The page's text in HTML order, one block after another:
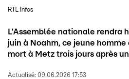
RTL Infos
L’Assemblée nationale rendra
juin à Noahm, ce jeune homme
mort à Metz trois jours après
Actualisé: 09.06.2026 17:53